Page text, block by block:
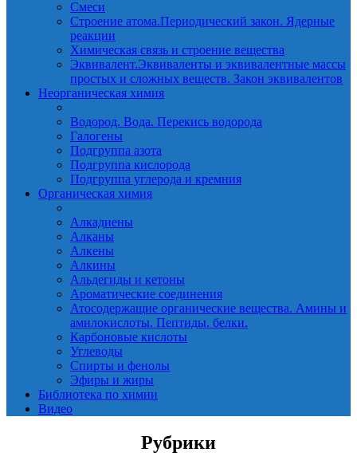
Смеси
Строение атома.Периодический закон. Ядерные
реакции
Химическая связь и строение вещества
Эквивалент.Эквиваленты и эквивалентные массы
простых и сложных веществ. Закон эквивалентов
Неорганическая химия
Водород. Вода. Перекись водорода
Галогены
Подгруппа азота
Подгруппа кислорода
Подгруппа углерода и кремния
Органическая химия
Алкадиены
Алканы
Алкены
Алкины
Альдегиды и кетоны
Ароматические соединения
Атосодержащие органические вещества. Амины и
амилокислоты. Пептиды. белки.
Карбоновые кислоты
Углеводы
Спирты и фенолы
Эфиры и жиры
Библиотека по химии
Видео
Рубрики